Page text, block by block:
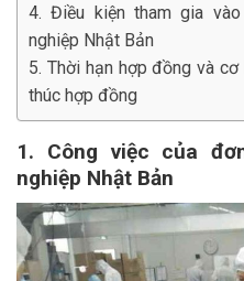
4. Điều kiện tham gia
nghiệp Nhật Bản
5. Thời hạn hợp đồng và
thúc hợp đồng
1. Công việc của
nghiệp Nhật Bản